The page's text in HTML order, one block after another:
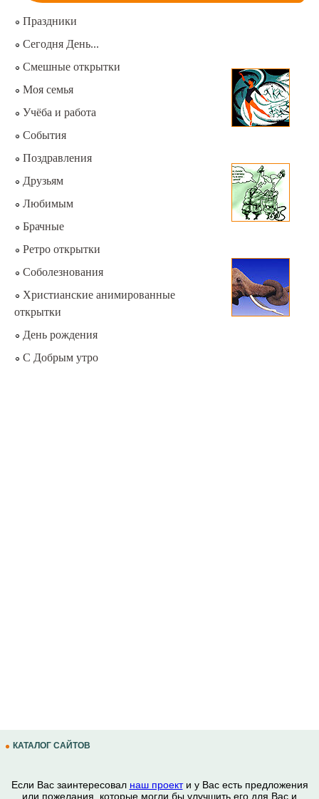
Праздники
Сегодня День...
Смешные открытки
Моя семья
Учёба и работа
События
Поздравления
Друзьям
Любимым
Брачные
Ретро открытки
Соболезнования
Христианские анимированные
открытки
День рождения
С Добрым утро
КАТАЛОГ САЙТОВ
Если Вас заинтересовал наш проекти у Вас есть предложения
или пожелания, которые могли бы улучшить его для Вас и